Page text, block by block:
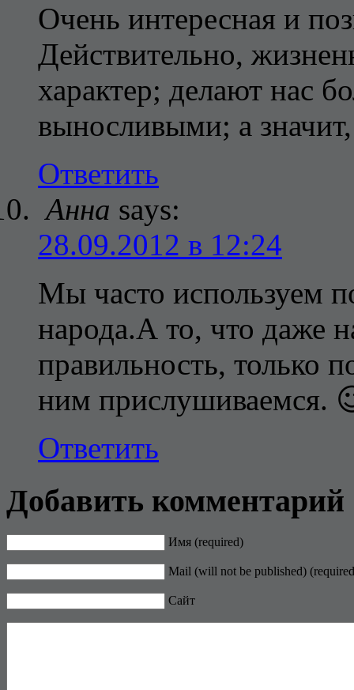
Очень интересная и
Действительно,
характер; делают нас
выносливыми; а
Ответить
Анна says:
28.09.2012 в 12:24
Мы часто используем
народа.А то, что даже
правильность, только
ним прислушиваемся.
Ответить
Добавить комментарий
Имя (required)
Mail (will not be published)
Сайт